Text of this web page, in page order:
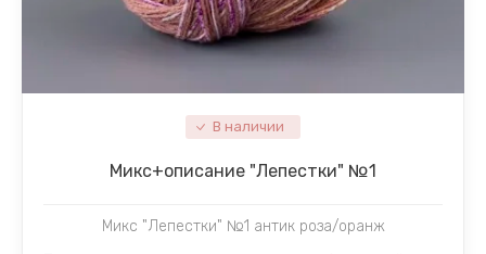
В наличии
Микc+описание "Лепестки" №1
Микс "Лепестки" №1 антик роза/оранж